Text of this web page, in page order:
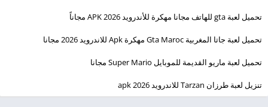
تحميل لعبة gta للهاتف مجانا مهكرة للأندرويد 2026 APK مجاناً
تحميل لعبة جاتا المغربية Gta Maroc مهكرة Apk للاندرويد 2026 مجانا
تحميل لعبة ماريو القديمة للموبايل Super Mario مجانا
تنزيل لعبة طرزان Tarzan للاندرويد apk 2026